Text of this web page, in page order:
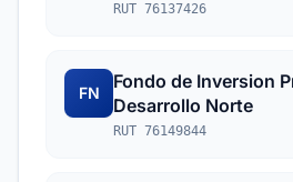
RUT 76137426
FN
Fondo de Inversion
Desarrollo Norte
RUT 76149844